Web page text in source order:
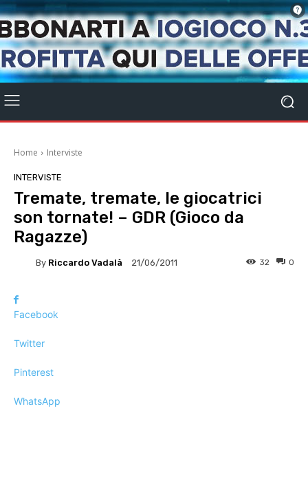
Home Interviste
INTERVISTE
Tremate, tremate, le giocatrici
son tornate! – GDR (Gioco da
Ragazze)
By Riccardo Vadalà 21/06/2011 0
32
Facebook
Twitter
Pinterest
WhatsApp